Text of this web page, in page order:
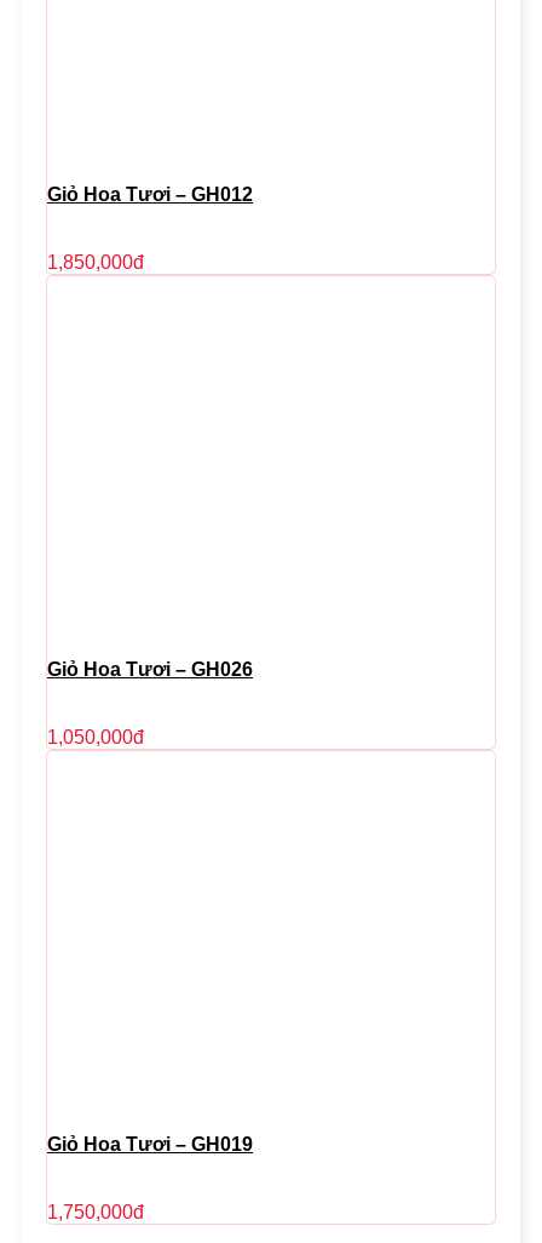
Giỏ Hoa Tươi – GH012
1,850,000đ
Giỏ Hoa Tươi – GH026
1,050,000đ
Giỏ Hoa Tươi – GH019
1,750,000đ